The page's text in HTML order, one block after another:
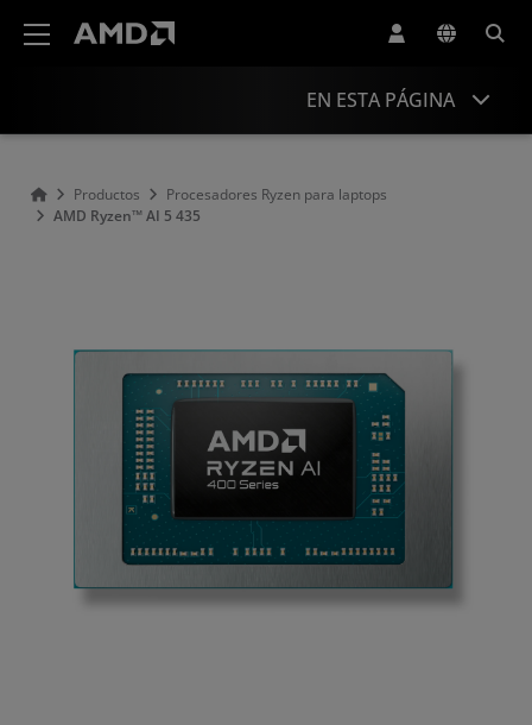
EN ESTA PÁGINA
Productos
Procesadores Ryzen para laptops
AMD Ryzen™ AI 5 435